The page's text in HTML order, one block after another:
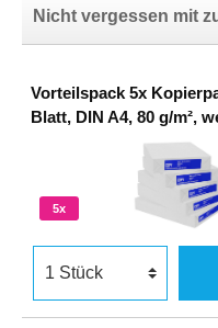
Nicht vergessen mit
Vorteilspack 5x
Blatt, DIN A4, 80 g/m²,
5x